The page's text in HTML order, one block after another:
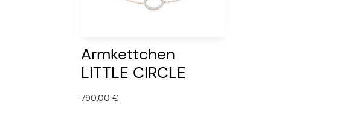
Armkettchen
LITTLE CIRCLE
790,00€